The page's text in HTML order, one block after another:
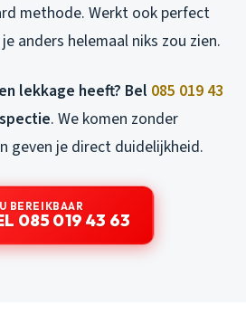
methode. Werkt ook perfect
anders helemaal niks zou zien.
lekkage heeft? Bel 085 019 43
. We komen zonder
geven je direct duidelijkheid.
BEREIKBAAR
085 019 43 63